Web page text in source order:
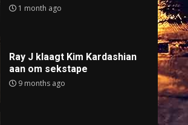
1 month ago
Ray J klaagt Kim Kardashian
aan om sekstape
9 months ago